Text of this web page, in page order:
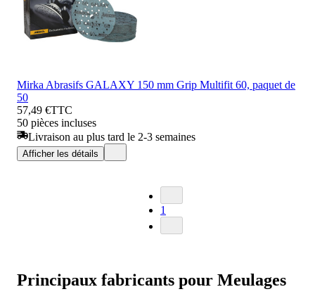
Mirka Abrasifs GALAXY 150 mm Grip Multifit 60, paquet de
50
57,49 €TTC
50 pièces incluses
Livraison au plus tard le 2-3 semaines
Afficher les détails
1
Principaux fabricants pour Meulages